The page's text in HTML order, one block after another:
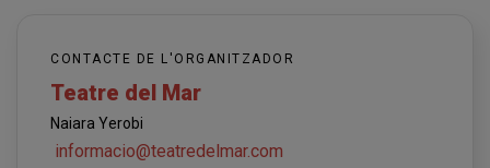
CONTACTE DE L'ORGANITZADOR
Teatre del Mar
Naiara Yerobi
informacio@teatredelmar.com